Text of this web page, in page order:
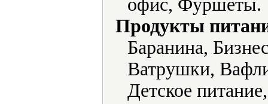
офис, Фуршеты.
Продукты
Баранина,
Ватрушки,
Детское